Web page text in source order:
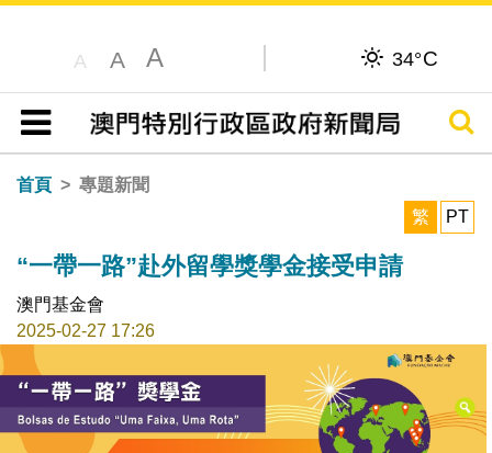
A A A 34°C
目錄
搜尋
首頁
專題新聞
繁
PT
“一帶一路”赴外留學獎學金接受申請
澳門基金會
2025-02-27 17:26